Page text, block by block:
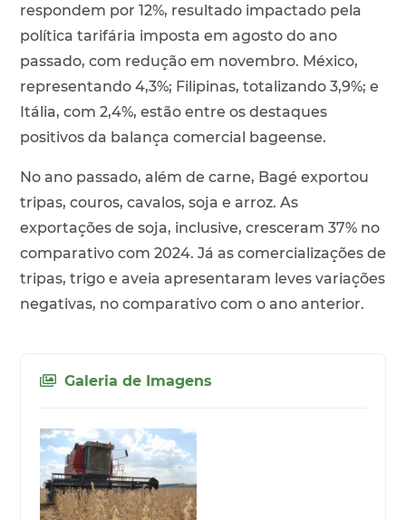
respondem por 12%, resultado impactado pela
política tarifária imposta em agosto do ano
passado, com redução em novembro. México,
representando 4,3%; Filipinas, totalizando 3,9%; e
Itália, com 2,4%, estão entre os destaques
positivos da balança comercial bageense.
No ano passado, além de carne, Bagé exportou
tripas, couros, cavalos, soja e arroz. As
exportações de soja, inclusive, cresceram 37% no
comparativo com 2024. Já as comercializações de
tripas, trigo e aveia apresentaram leves variações
negativas, no comparativo com o ano anterior.
Galeria de Imagens